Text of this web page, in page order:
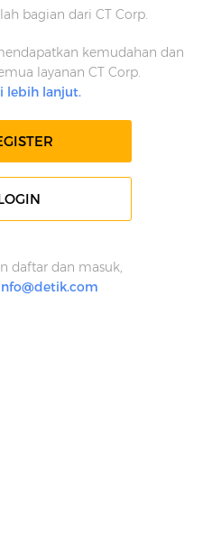
bagian dari CT Corp.
kemudahan dan
layanan CT Corp.
lebih lanjut.
daftar dan masuk,